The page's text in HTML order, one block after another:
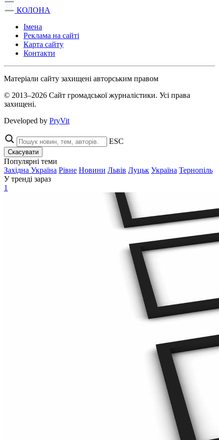
КОЛОНА
Імена
Реклама на сайті
Карта сайту
Контакти
Матеріали сайту захищені авторським правом
© 2013–2026 Сайт громадської журналістики. Усі права
захищені.
Developed by PryVit
ESC
Скасувати
Популярні теми
Західна Україна Рівне Новини Львів Луцьк Україна Тернопіль
У тренді зараз
1